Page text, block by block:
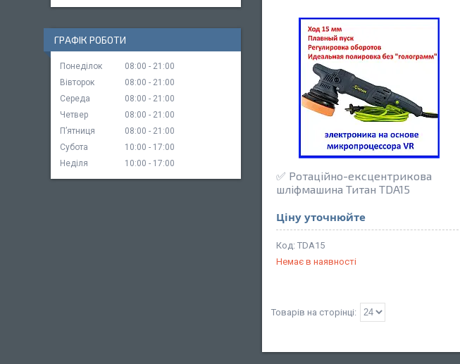
✅ Ротаційно-ексцентрикова
шліфмашина Титан TDA15
Ціну уточнюйте
TDA15
Немає в наявності
ГРАФІК РОБОТИ
Понеділок 08:00
21:00
Вівторок
08:00
21:00
Середа
08:00
21:00
Четвер
08:00
21:00
Пʼятниця
08:00
21:00
Субота
10:00
17:00
Неділя
10:00 17:00